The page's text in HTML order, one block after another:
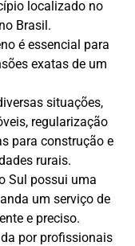
localizado no
Brasil.
é essencial para
exatas de um
situações,
regularização
para construção e
rurais.
Sul possui uma
um serviço de
e preciso.
por profissionais